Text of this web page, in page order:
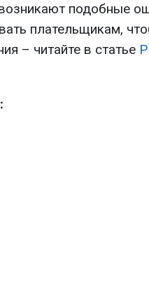
подобные
плательщикам,
– читайте в статье